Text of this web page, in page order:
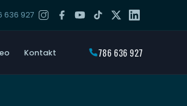
636 927
Kontakt 786 636 927